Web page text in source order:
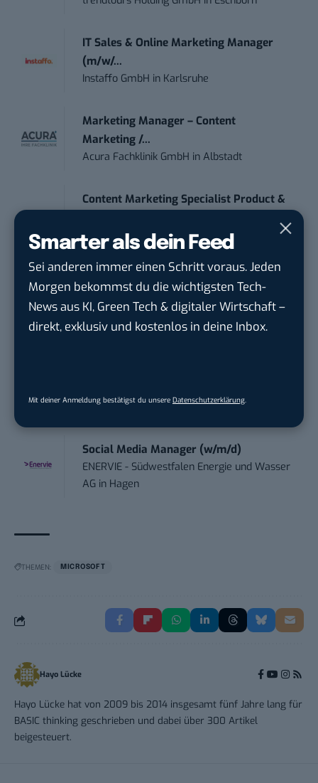
Smarter als dein Feed
Sei anderen immer einen Schritt voraus. Jeden
Morgen bekommst du die wichtigsten Tech-
News aus KI, Green Tech & digitaler Wirtschaft –
direkt, exklusiv und kostenlos in deine Inbox.
Mit deiner Anmeldung bestätigst du unsere Datenschutzerklärung
IT Sales & Online Marketing Manager
(m/w/...
Instaffo GmbH in Karlsruhe
Marketing Manager – Content
Marketing /...
Acura Fachklinik GmbH inAlbstadt
Content Marketing Specialist Product &
Ferdinand Bilstein GmbH & Co. KG
Ennepetal
Volontär (m/w/d) Online-Redaktion &
Conte...
TURCK-GruppeinMülheim an der Ruhr
München
Social Media Manager (w/m/d)
ENERVIE - Südwestfalen Energie und Wasser
AG in Hagen
THEMEN: MICROSOFT
Hayo Lücke
Hayo Lücke hat von 2009 bis 2014 insgesamt fünf Jahre lang für
BASIC thinking geschrieben und dabei über 300 Artikel
beigesteuert.